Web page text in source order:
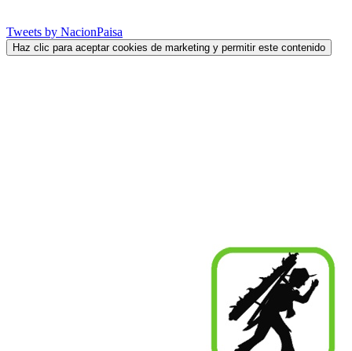
Tweets by NacionPaisa
Haz clic para aceptar cookies de marketing y permitir este contenido